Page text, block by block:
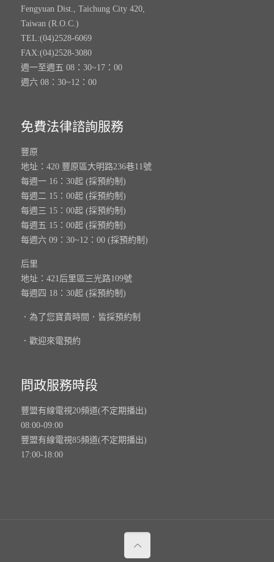
Fengyuan Dist., Taichung City 420,
Taiwan (R.O.C.)
TEL:(04)2528-6069
FAX:(04)2528-3080
週一至週五 08：30~17：00
週六 08：30~12：00
免費法律諮詢服務
豐原
地址：420 豐原區大明路236巷11號
每週一 16：30起 (採預約制)
每週二 15：00起 (採預約制)
每週三 15：00起 (採預約制)
每週五 15：00起 (採預約制)
每週六 09：30~12：00 (採預約制)
后里
地址：421后里區三光路109號
每週四 18：30起 (採預約制)
．為了您寶貴時間．皆採預約制
．歡迎來電預約
問政服務時段
豐盟有線電視20頻道(不定期播出)
08:00-09:00
豐盟有線電視85頻道(不定期播出)
17:00-18:00